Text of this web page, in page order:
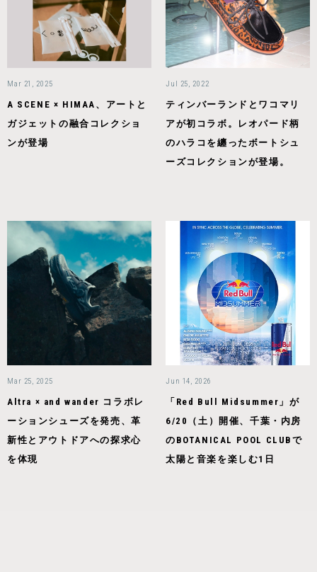
Mar 21, 2025
A SCENE × HIMAA、アートと
ガジェットの融合コレクショ
ンが登場
Jul 25, 2022
ティンバーランドとワコマリ
アが初コラボ。レオパード柄
のハラコを纏ったボートシュ
ーズコレクションが登場。
Mar 25, 2025
Altra × and wander コラボレ
ーションシューズを発売、革
新性とアウトドアへの探求心
を体現
Jun 14, 2026
「Red Bull Midsummer」が
6/20（土）開催、千葉・内房
のBOTANICAL POOL CLUBで
太陽と音楽を楽しむ1日